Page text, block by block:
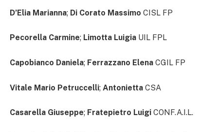
D’Elia Marianna; Di Corato Massimo CISL FP
Pecorella Carmine; Limotta Luigia UIL FPL
Capobianco Daniela; Ferrazzano Elena CGIL FP
Vitale Mario Petruccelli; Antonietta CSA
Casarella Giuseppe; Fratepietro Luigi CONF.A.I.L.